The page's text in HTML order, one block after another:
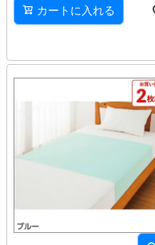
カートに入れる